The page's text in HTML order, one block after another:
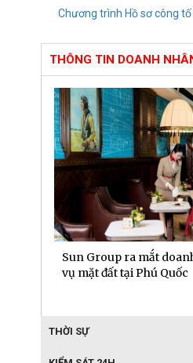
Chương trình Hồ sơ công
THÔNG TIN DOANH
Sun Group ra mắt
vụ mặt đất tại Phú Quốc
THỜI SỰ